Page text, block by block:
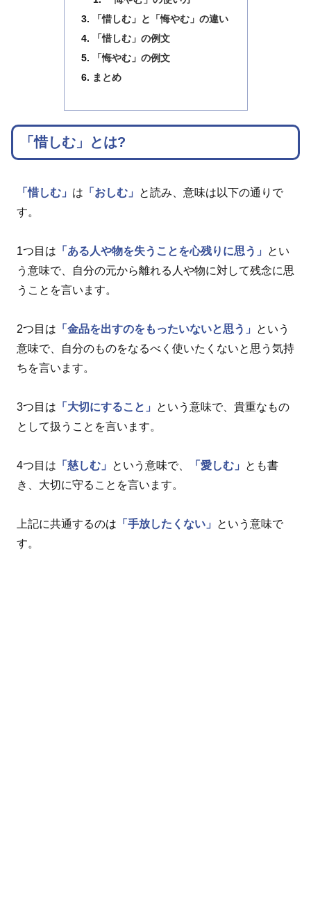
「惜しむ」と「悔やむ」の違い
「惜しむ」の例文
「悔やむ」の例文
まとめ
「惜しむ」とは?
「惜しむ」 は 「おしむ」
と読み、意味は以下の通りで
す。
1つ目は 「ある人や物を失うことを心残りに思う」
とい
う意味で、自分の元から離れる人や物に対して残念に思
うことを言います。
2つ目は 「金品を出すのをもったいないと思う」
という
意味で、自分のものをなるべく使いたくないと思う気持
ちを言います。
3つ目は 「大切にすること」
という意味で、貴重なもの
として扱うことを言います。
4つ目は 「慈しむ」 という意味で、 「愛しむ」
とも書
き、大切に守ることを言います。
上記に共通するのは 「手放したくない」
という意味で
す。